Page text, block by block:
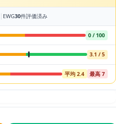
| EWG30件評価済み
0 / 100
3.1 / 5
平均 2.4 最高 7